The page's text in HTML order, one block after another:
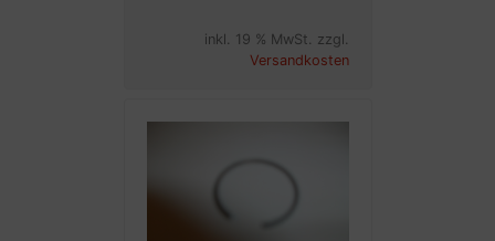
inkl. 19 % MwSt. zzgl.
Versandkosten